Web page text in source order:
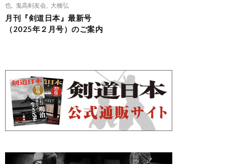
也
鬼高剣友会 大橋弘
月刊『剣道日本』最新号
（2025年２月号）のご案内